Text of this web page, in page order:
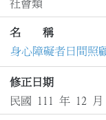
社會類
名 稱
身心障礙者日間照
修正日期
民國 111 年 12